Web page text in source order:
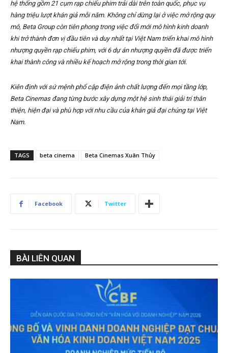
hệ thống gồm 21 cụm rạp chiếu phim trải dài trên toàn quốc, phục vụ
hàng triệu lượt khán giả mỗi năm. Không chỉ dừng lại ở việc mở rộng quy
mô, Beta Group còn tiên phong trong việc đổi mới mô hình kinh doanh
khi trở thành đơn vị đầu tiên và duy nhất tại Việt Nam triển khai mô hình
nhượng quyền rạp chiếu phim, với 6 dự án nhượng quyền đã được triển
khai thành công và nhiều kế hoạch mở rộng trong thời gian tới.
Kiên định với sứ mệnh phổ cập điện ảnh chất lượng đến mọi tầng lớp,
Beta Cinemas đang từng bước xây dựng một hệ sinh thái giải trí thân
thiện, hiện đại và phù hợp với nhu cầu của khán giả đại chúng tại Việt
Nam.
TAGS beta cinema Beta Cinemas Xuân Thủy
Facebook Twitter
BÀI LIÊN QUAN